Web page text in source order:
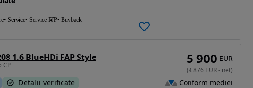
Service Service ITP Buyback
1.6 BlueHDi FAP Style
CP
Detalii verificate
5 900 EUR
(4 876 EUR- net)
Conform mediei